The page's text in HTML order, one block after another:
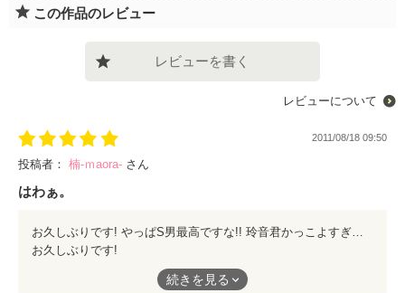
この作品のレビュー
レビューを書く
レビューについて
2011/08/18 09:50
投稿者： 楠-ｍaora- さん
はわぁ。
お久しぶりです! やっぱS男最高ですな!! 玲音君かっこよすぎだよ!! 惚れちゃう惚れちゃう （//人//）←
お久しぶりです!
続きを見る